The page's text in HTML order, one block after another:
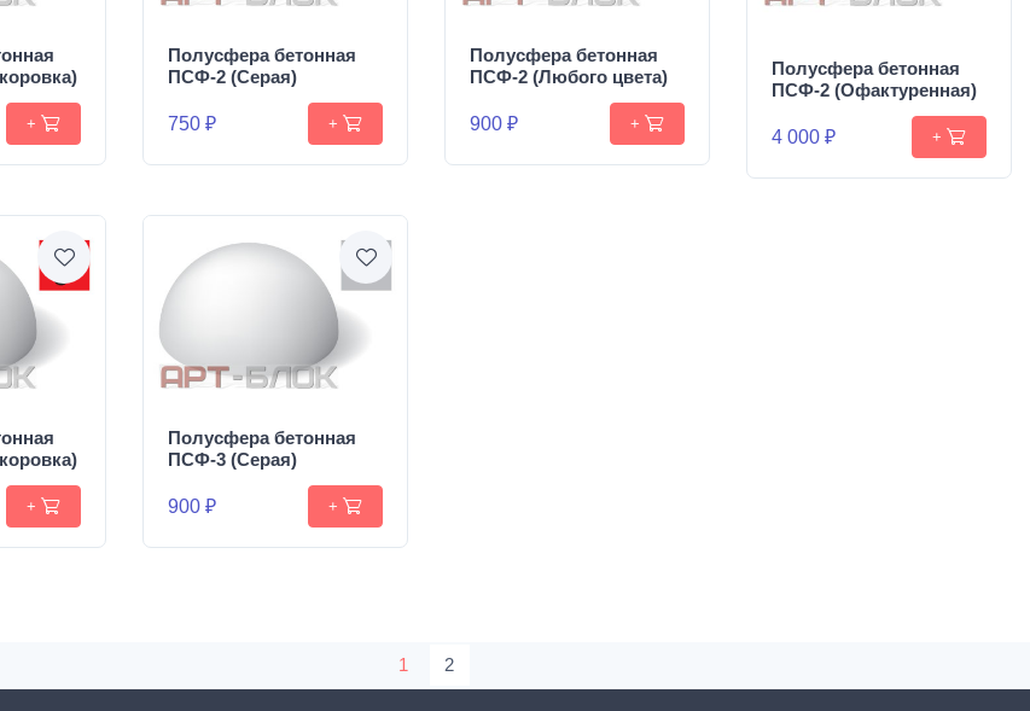
+
Полусфера бетонная
ПСФ-2 (Серая)
750 ₽ +
Полусфера бетонная
ПСФ-2 (Любого цвета)
900 ₽ +
Полусфера бетонная
ПСФ-2 (Офактуренная)
4 000 ₽ +
+
Полусфера бетонная
ПСФ-3 (Серая)
900 ₽ +
1 2